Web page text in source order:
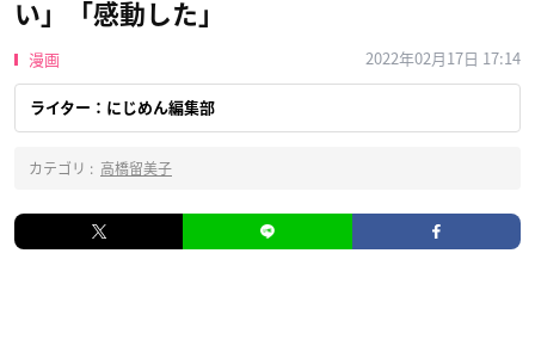
い」「感動した」
漫画 2022年02月17日 17:14
ライター：にじめん編集部
カテゴリ : 高橋留美子